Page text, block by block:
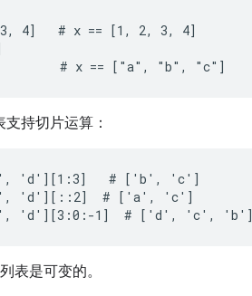
4]   # x == [1, 2, 3, 4]
# x == ["a", "b", "c"]
持切片运算：
'd'][1:3]   # ['b', 'c']
'd'][::2]  # ['a', 'c']
'd'][3:0:-1]  # ['d', 'c', 'b']
表是可变的。